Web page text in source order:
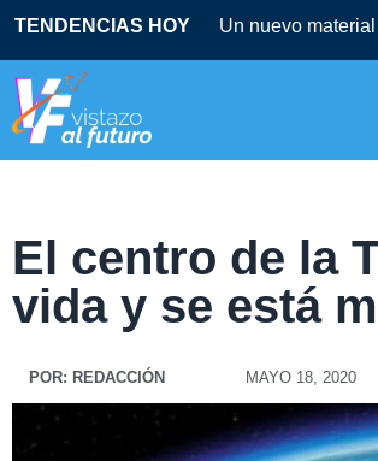
TENDENCIAS HOY Un nuevo
El centro de la
vida y se está
POR: REDACCIÓN MAYO 18, 2020